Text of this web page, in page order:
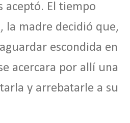
aceptó. El tiempo
la madre decidió que,
escondida en
acercara por allí una
y arrebatarle a su